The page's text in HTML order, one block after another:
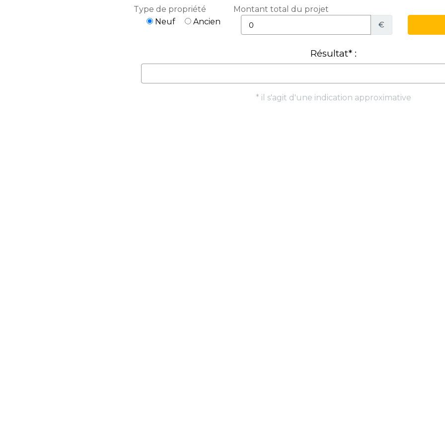
Type de propriété
Neuf
Ancien
Montant total du projet
€
Résultat* :
* il s'agit d'une indication approximative